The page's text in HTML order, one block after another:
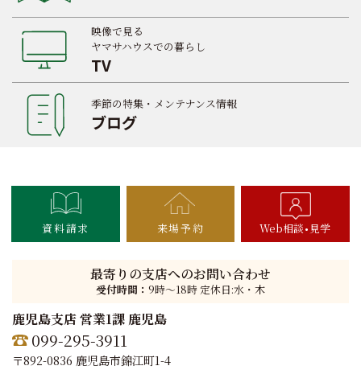
映像で見る
ヤマサハウスでの暮らし
TV
季節の特集・メンテナンス情報
ブログ
資料請求 来場予約 Web相談 見学
最寄りの支店へのお問い合わせ
受付時間： 9時〜18時 定休日:水・木
鹿児島支店 営業1課 鹿児島
099-295-3911
〒892-0836 鹿児島市錦江町1-4